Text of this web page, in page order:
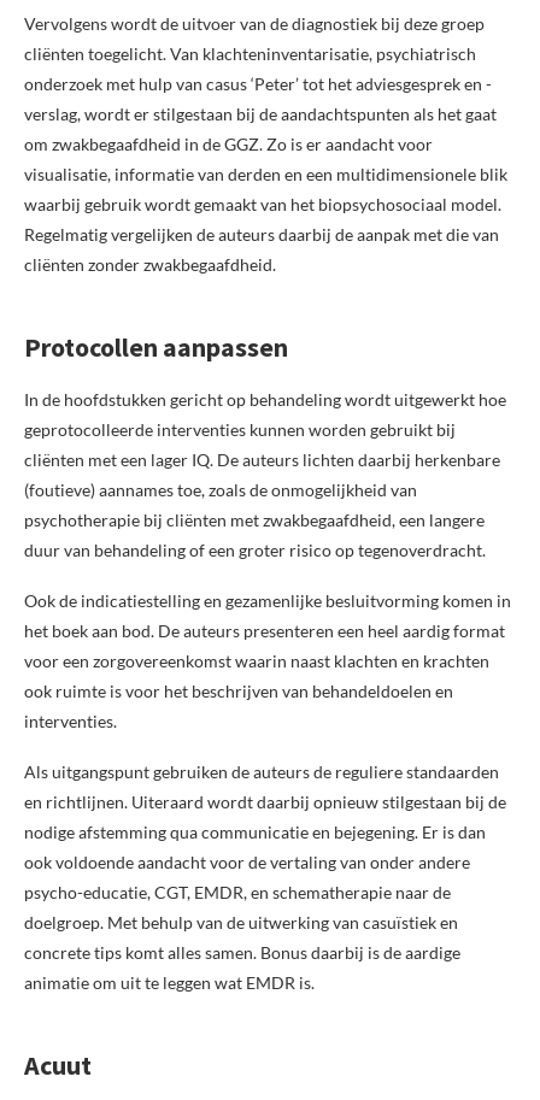
Vervolgens wordt de uitvoer van de diagnostiek bij deze groep
cliënten toegelicht. Van klachteninventarisatie, psychiatrisch
onderzoek met hulp van casus ‘Peter’ tot het adviesgesprek en -
verslag, wordt er stilgestaan bij de aandachtspunten als het gaat
om zwakbegaafdheid in de GGZ. Zo is er aandacht voor
visualisatie, informatie van derden en een multidimensionele blik
waarbij gebruik wordt gemaakt van het biopsychosociaal model.
Regelmatig vergelijken de auteurs daarbij de aanpak met die van
cliënten zonder zwakbegaafdheid.
Protocollen aanpassen
In de hoofdstukken gericht op behandeling wordt uitgewerkt hoe
geprotocolleerde interventies kunnen worden gebruikt bij
cliënten met een lager IQ. De auteurs lichten daarbij herkenbare
(foutieve) aannames toe, zoals de onmogelijkheid van
psychotherapie bij cliënten met zwakbegaafdheid, een langere
duur van behandeling of een groter risico op tegenoverdracht.
Ook de indicatiestelling en gezamenlijke besluitvorming komen in
het boek aan bod. De auteurs presenteren een heel aardig format
voor een zorgovereenkomst waarin naast klachten en krachten
ook ruimte is voor het beschrijven van behandeldoelen en
interventies.
Als uitgangspunt gebruiken de auteurs de reguliere standaarden
en richtlijnen. Uiteraard wordt daarbij opnieuw stilgestaan bij de
nodige afstemming qua communicatie en bejegening. Er is dan
ook voldoende aandacht voor de vertaling van onder andere
psycho-educatie, CGT, EMDR, en schematherapie naar de
doelgroep. Met behulp van de uitwerking van casuïstiek en
concrete tips komt alles samen. Bonus daarbij is de aardige
animatie om uit te leggen wat EMDR is.
Acuut